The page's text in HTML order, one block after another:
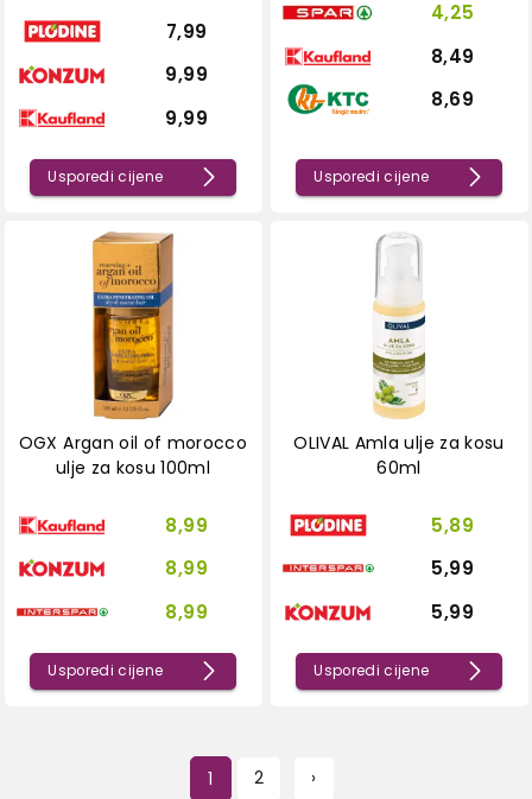
7,99
9,99
9,99
Usporedi cijene
4,25
8,49
8,69
Usporedi cijene
OGX Argan oil of morocco
ulje za kosu 100ml
8,99
8,99
8,99
Usporedi cijene
OLIVAL Amla ulje za kosu
60ml
5,89
5,99
5,99
Usporedi cijene
1 2 ›